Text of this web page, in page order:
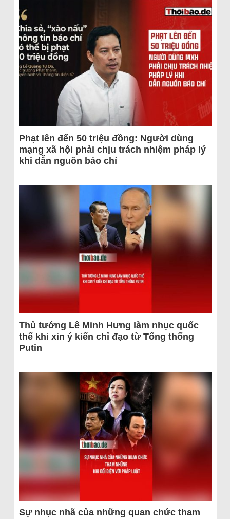
Phạt lên đến 50 triệu đồng: Người dùng
mạng xã hội phải chịu trách nhiệm pháp lý
khi dẫn nguồn báo chí
Thủ tướng Lê Minh Hưng làm nhục quốc
thể khi xin ý kiến chỉ đạo từ Tổng thống
Putin
Sự nhục nhã của những quan chức tham